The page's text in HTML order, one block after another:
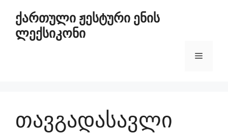
ქართული ჟესტური ენის
ლექსიკონი
თავგადასავლი